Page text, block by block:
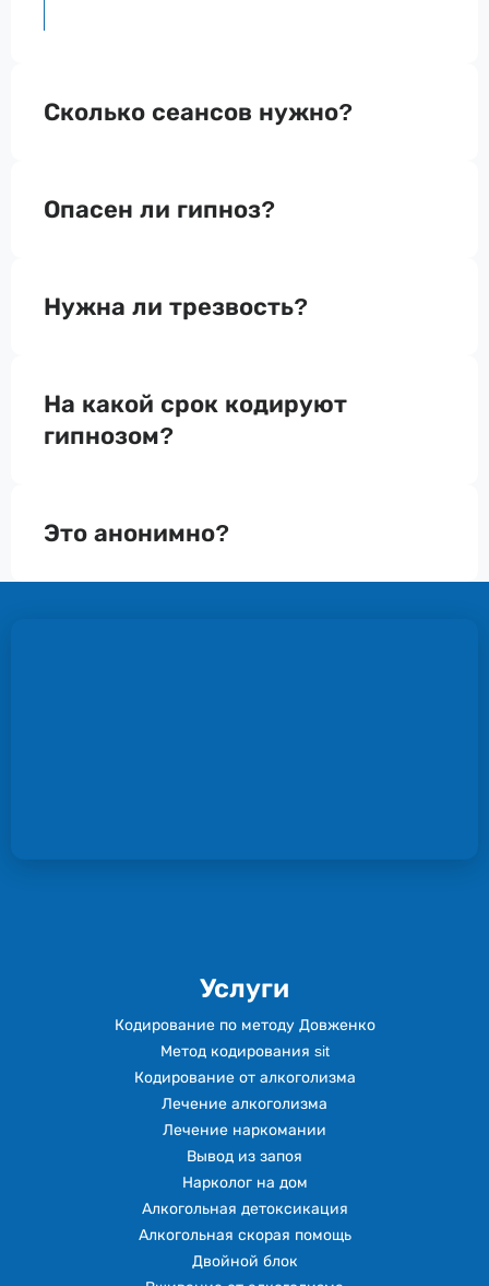
Сколько сеансов нужно?
Опасен ли гипноз?
Нужна ли трезвость?
На какой срок кодируют
гипнозом?
Это анонимно?
Услуги
Кодирование по методу Довженко
Метод кодирования sit
Кодирование от алкоголизма
Лечение алкоголизма
Лечение наркомании
Вывод из запоя
Нарколог на дом
Алкогольная детоксикация
Алкогольная скорая помощь
Двойной блок